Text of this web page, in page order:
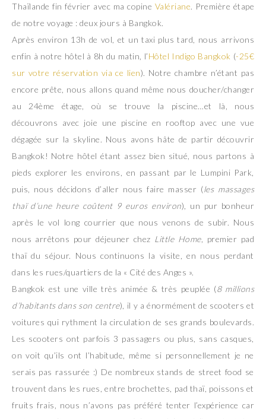
Thaïlande fin février avec ma copine Valériane. Première étape
de notre voyage : deux jours à Bangkok.
Après environ 13h de vol, et un taxi plus tard, nous arrivons
enfin à notre hôtel à 8h du matin, l’Hôtel Indigo Bangkok (-25€
sur votre réservation via ce lien). Notre chambre n’étant pas
encore prête, nous allons quand même nous doucher/changer
au 24ème étage, où se trouve la piscine…et là, nous
découvrons avec joie une piscine en rooftop avec une vue
dégagée sur la skyline. Nous avons hâte de partir découvrir
Bangkok! Notre hôtel étant assez bien situé, nous partons à
pieds explorer les environs, en passant par le Lumpini Park,
puis, nous décidons d’aller nous faire masser (les massages
thaï d’une heure coûtent 9 euros environ), un pur bonheur
après le vol long courrier que nous venons de subir. Nous
nous arrêtons pour déjeuner chez Little Home, premier pad
thaï du séjour. Nous continuons la visite, en nous perdant
dans les rues/quartiers de la « Cité des Anges ».
Bangkok est une ville très animée & très peuplée (8 millions
d’habitants dans son centre), il y a énormément de scooters et
voitures qui rythment la circulation de ses grands boulevards.
Les scooters ont parfois 3 passagers ou plus, sans casques,
on voit qu’ils ont l’habitude, même si personnellement je ne
serais pas rassurée :) De nombreux stands de street food se
trouvent dans les rues, entre brochettes, pad thaï, poissons et
fruits frais, nous n’avons pas préféré tenter l’expérience car